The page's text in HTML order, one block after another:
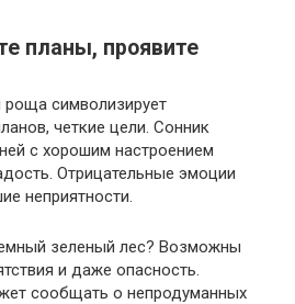
планы, проявите
роща символизирует
четкие цели. Сонник
с хорошим настроением
Отрицательные эмоции
неприятности.
зеленый лес? Возможны
и даже опасность.
сообщать о непродуманных